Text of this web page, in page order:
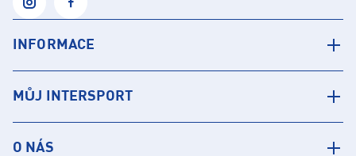
INFORMACE
MŮJ INTERSPORT
O NÁS